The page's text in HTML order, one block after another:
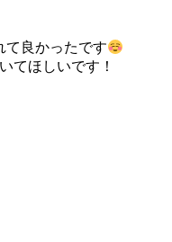
て良かったです
てほしいです！